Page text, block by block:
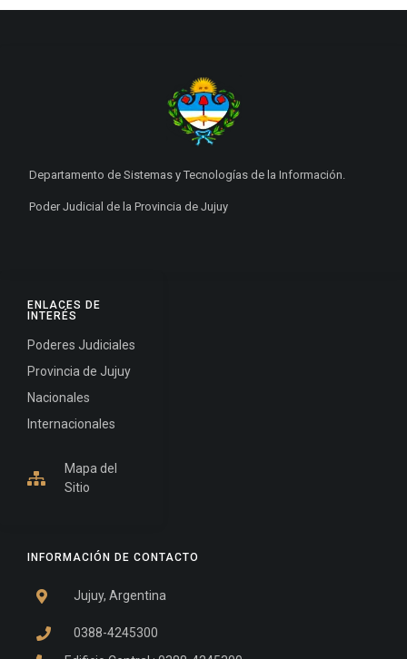
INFORMACIÓN DE CONTACTO
Jujuy, Argentina
0388-4245300
ENLACES DE
INTERÉS
Poderes Judiciales
Provincia de Jujuy
Nacionales
Internacionales
Mapa del
Sitio
Departamento de Sistemas y Tecnologías de la Información.
Poder Judicial de la Provincia de Jujuy